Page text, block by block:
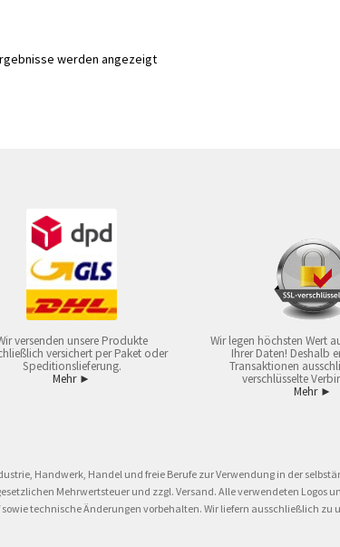
werden angezeigt
versenden unsere Produkte
versichert per Paket oder
Speditionslieferung.
Mehr ►
Wir legen höchsten Wert
Ihrer Daten! Deshalb
Transaktionen
verschlüsselte
Mehr ►
Handwerk, Handel und freie Berufe zur Verwendung in der
Mehrwertsteuer und zzgl. Versand. Alle verwendeten Logos
technische Änderungen vorbehalten. Wir liefern ausschließlich zu